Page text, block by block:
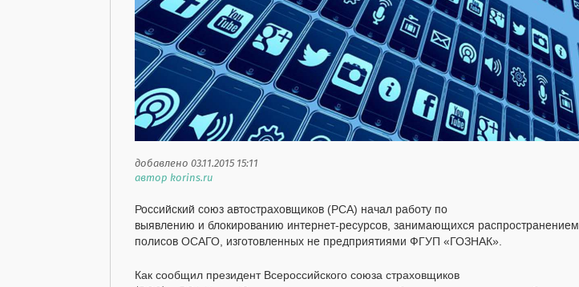
добавлено 03.11.2015 15:11
автор korins.ru
Российский союз автостраховщиков (РСА) начал работу по
выявлению и блокированию интернет-ресурсов, занимающихся распространением
полисов ОСАГО, изготовленных не предприятиями ФГУП «ГОЗНАК».
Как сообщил президент Всероссийского союза страховщиков